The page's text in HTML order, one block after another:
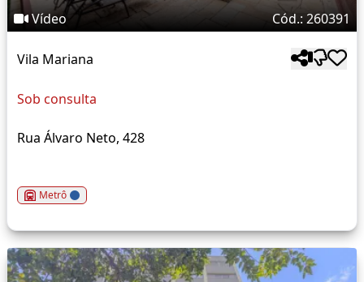
Vídeo Cód.: 260391
Vila Mariana
Sob consulta
Rua Álvaro Neto, 428
Metrô